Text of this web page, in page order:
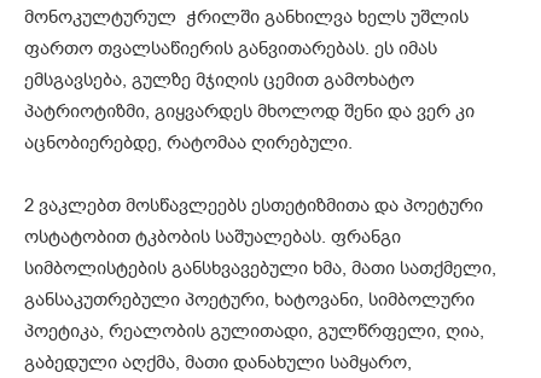
მონოკულტურულ ჭრილში განხილვა ხელს უშლის
ფართო თვალსაწიერის განვითარებას. ეს იმას
ემსგავსება, გულზე მჯიღის ცემით გამოხატო
პატრიოტიზმი, გიყვარდეს მხოლოდ შენი და ვერ კი
აცნობიერებდე, რატომაა ღირებული.
2 ვაკლებთ მოსწავლეებს ესთეტიზმითა და პოეტური
ოსტატობით ტკბობის საშუალებას. ფრანგი
სიმბოლისტების განსხვავებული ხმა, მათი სათქმელი,
განსაკუთრებული პოეტური, ხატოვანი, სიმბოლური
პოეტიკა, რეალობის გულითადი, გულწრფელი, ღია,
გაბედული აღქმა, მათი დანახული სამყარო,